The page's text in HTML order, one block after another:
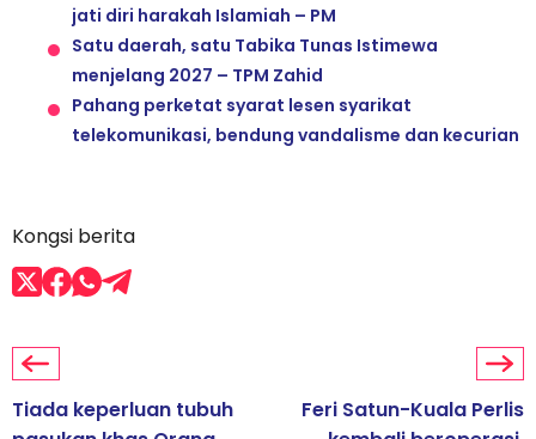
jati diri harakah Islamiah – PM
Satu daerah, satu Tabika Tunas Istimewa
menjelang 2027 – TPM Zahid
Pahang perketat syarat lesen syarikat
telekomunikasi, bendung vandalisme dan kecurian
Kongsi berita
Tiada keperluan tubuh
Feri Satun-Kuala Perlis